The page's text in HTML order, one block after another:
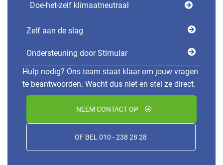
Doe-het-zelf klimaatneutraal
Zelf aan de slag
Ondersteuning door Stimular
Hulp nodig? Ons team staat klaar om jouw vragen
te beantwoorden. Wacht dus niet en stel ze direct.
NEEM CONTACT OP
OF BEL 010 - 238 28 28